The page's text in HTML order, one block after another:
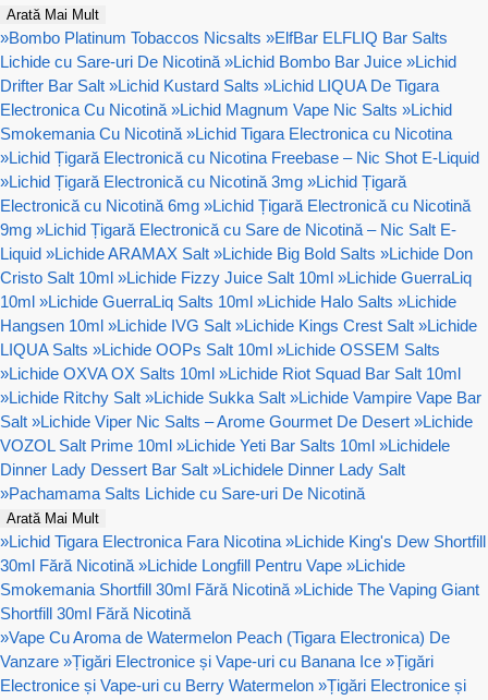
Arată Mai Mult
»Bombo Platinum Tobaccos Nicsalts »ElfBar ELFLIQ Bar Salts
Lichide cu Sare-uri De Nicotină »Lichid Bombo Bar Juice »Lichid
Drifter Bar Salt »Lichid Kustard Salts »Lichid LIQUA De Tigara
Electronica Cu Nicotină »Lichid Magnum Vape Nic Salts »Lichid
Smokemania Cu Nicotină »Lichid Tigara Electronica cu Nicotina
»Lichid Țigară Electronică cu Nicotina Freebase – Nic Shot E-Liquid
»Lichid Țigară Electronică cu Nicotină 3mg »Lichid Țigară
Electronică cu Nicotină 6mg »Lichid Țigară Electronică cu Nicotină
9mg »Lichid Țigară Electronică cu Sare de Nicotină – Nic Salt E-
Liquid »Lichide ARAMAX Salt »Lichide Big Bold Salts »Lichide Don
Cristo Salt 10ml »Lichide Fizzy Juice Salt 10ml »Lichide GuerraLiq
10ml »Lichide GuerraLiq Salts 10ml »Lichide Halo Salts »Lichide
Hangsen 10ml »Lichide IVG Salt »Lichide Kings Crest Salt »Lichide
LIQUA Salts »Lichide OOPs Salt 10ml »Lichide OSSEM Salts
»Lichide OXVA OX Salts 10ml »Lichide Riot Squad Bar Salt 10ml
»Lichide Ritchy Salt »Lichide Sukka Salt »Lichide Vampire Vape Bar
Salt »Lichide Viper Nic Salts – Arome Gourmet De Desert »Lichide
VOZOL Salt Prime 10ml »Lichide Yeti Bar Salts 10ml »Lichidele
Dinner Lady Dessert Bar Salt »Lichidele Dinner Lady Salt
»Pachamama Salts Lichide cu Sare-uri De Nicotină
Arată Mai Mult
»Lichid Tigara Electronica Fara Nicotina »Lichide King's Dew Shortfill
30ml Fără Nicotină »Lichide Longfill Pentru Vape »Lichide
Smokemania Shortfill 30ml Fără Nicotină »Lichide The Vaping Giant
Shortfill 30ml Fără Nicotină
»Vape Cu Aroma de Watermelon Peach (Tigara Electronica) De
Vanzare »Țigări Electronice și Vape-uri cu Banana Ice »Țigări
Electronice și Vape-uri cu Berry Watermelon »Țigări Electronice și